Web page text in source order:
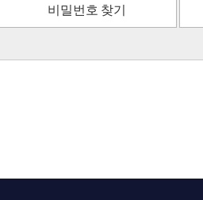
비밀번호 찾기